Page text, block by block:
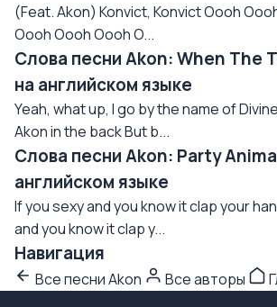
(Feat. Akon) Konvict, Konvict Oooh
Oooh Oooh Oooh O...
Слова песни Akon: When The
на английском языке
Yeah, what up, I go by the name of
Akon in the back But b...
Слова песни Akon: Party
английском языке
If you sexy and you know it clap your
and you know it clap y...
Навигация
Все песни Akon Все авторы